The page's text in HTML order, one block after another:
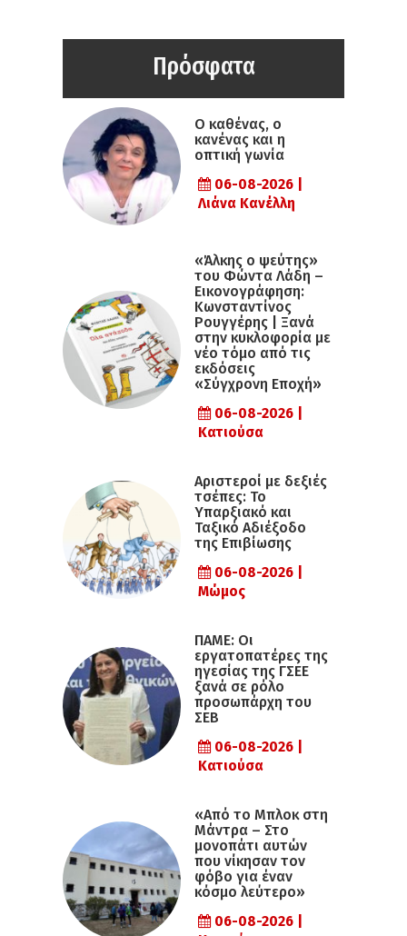
Πρόσφατα
Ο καθένας, ο
κανένας και η
οπτική γωνία
06-08-2026 |
Λιάνα Κανέλλη
«Άλκης ο ψεύτης»
του Φώντα Λάδη –
Εικονογράφηση:
Κωνσταντίνος
Ρουγγέρης | Ξανά
στην κυκλοφορία με
νέο τόμο από τις
εκδόσεις
«Σύγχρονη Εποχή»
06-08-2026 |
Κατιούσα
Αριστεροί με δεξιές
τσέπες: Το
Υπαρξιακό και
Ταξικό Αδιέξοδο
της Επιβίωσης
06-08-2026 |
Μώμος
ΠΑΜΕ: Οι
εργατοπατέρες της
ηγεσίας της ΓΣΕΕ
ξανά σε ρόλο
προσωπάρχη του
ΣΕΒ
06-08-2026 |
Κατιούσα
«Από το Μπλοκ στη
Μάντρα – Στο
μονοπάτι αυτών
που νίκησαν τον
φόβο για έναν
κόσμο λεύτερο»
06-08-2026 |